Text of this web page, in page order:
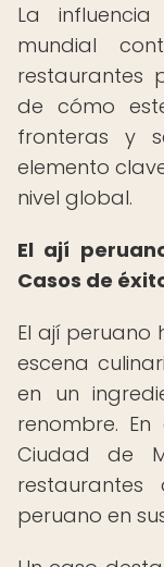
La
mundial
restaurantes
de cómo
fronteras y
elemento
nivel global.
El ají
Casos de
El ají
escena
en un
renombre.
Ciudad de
peruano en